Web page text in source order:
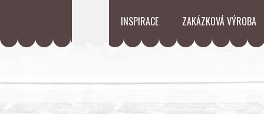
INSPIRACE ZAKÁZKOVÁ VÝROBA